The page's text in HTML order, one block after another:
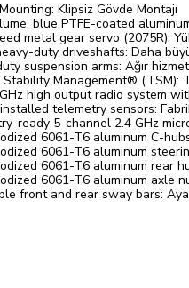
Klipsiz Gövde Montajı
blue PTFE-coated
metal gear servo (2075R):
duty driveshafts: Daha
suspension arms: Ağır
Stability Management® (TSM):
high output radio system
telemetry sensors:
ready 5-channel 2.4 GHz
6061-T6 aluminum C-
6061-T6 aluminum
6061-T6 aluminum rear
6061-T6 aluminum axle
front and rear sway bars: